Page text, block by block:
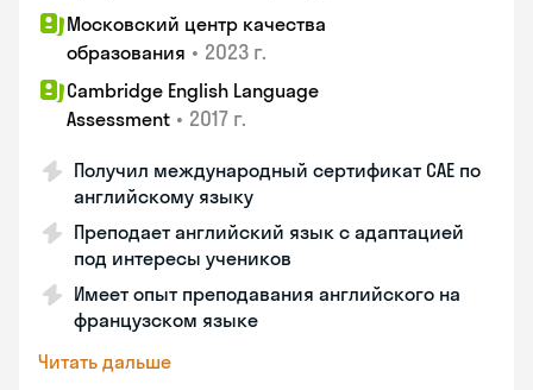
Московский центр качества
образования • 2023 г.
Cambridge English Language
Assessment • 2017 г.
Получил международный сертификат CAE по
английскому языку
Преподает английский язык с адаптацией
под интересы учеников
Имеет опыт преподавания английского на
французском языке
Читать дальше